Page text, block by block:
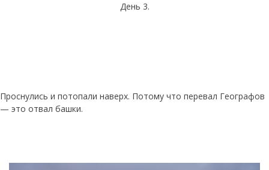
День 3.
Проснулись и потопали наверх. Потому что перевал Географов
— это отвал башки.